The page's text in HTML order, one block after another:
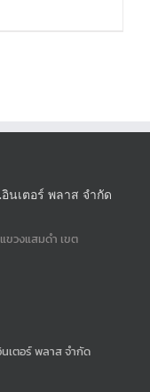
นเตอร์ พลาส จำกัด
ขวงแสมดำ เขต
เตอร์ พลาส จำกัด